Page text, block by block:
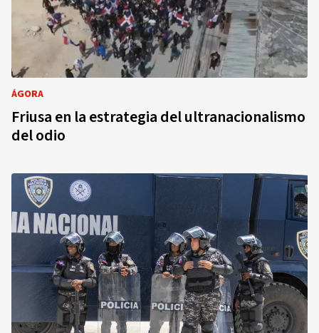
ÁGORA
Friusa en la estrategia del ultranacionalismo
del odio